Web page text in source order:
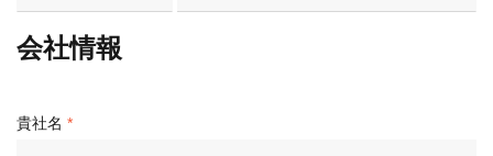
会社情報
貴社名